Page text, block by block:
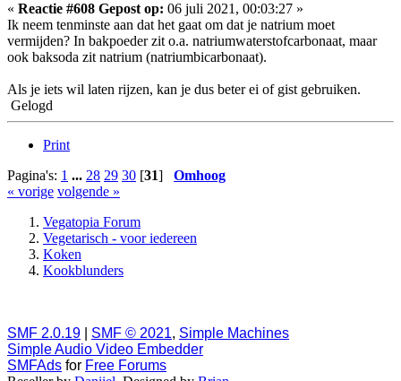
« Reactie #608 Gepost op: 06 juli 2021, 00:03:27 »
Ik neem tenminste aan dat het gaat om dat je natrium moet
vermijden? In bakpoeder zit o.a. natriumwaterstofcarbonaat, maar
ook baksoda zit natrium (natriumbicarbonaat).
Als je iets wil laten rijzen, kan je dus beter ei of gist gebruiken.
Gelogd
Print
Pagina's: 1 ... 28 29 30 [31] Omhoog
« vorige volgende »
Vegatopia Forum
Vegetarisch - voor iedereen
Koken
Kookblunders
SMF 2.0.19 SMF © 2021, Simple Machines
Simple Audio Video Embedder
SMFAds for Free Forums